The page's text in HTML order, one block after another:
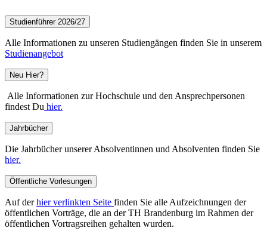
Studienführer 2026/27
Alle Informationen zu unseren Studiengängen finden Sie in unserem
Studienangebot
Neu Hier?
Alle Informationen zur Hochschule und den Ansprechpersonen
findest Du hier.
Jahrbücher
Die Jahrbücher unserer Absolventinnen und Absolventen finden Sie
hier.
Öffentliche Vorlesungen
Auf derhier verlinkten Seite finden Sie alle Aufzeichnungen der
öffentlichen Vorträge, die an der TH Brandenburg im Rahmen der
öffentlichen Vortragsreihen gehalten wurden.